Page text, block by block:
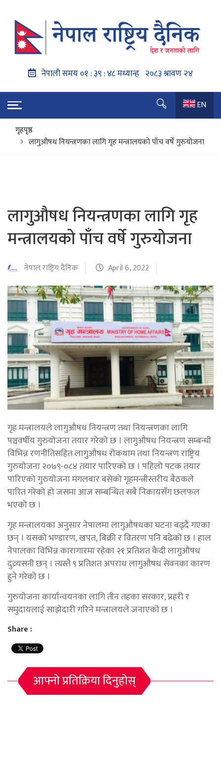
EN
गृहपृष्ठ
लागुऔषध नियन्त्रणका लागि गृह मन्त्रालयको पाँच वर्षे गुरुयोजना
लागुऔषध नियन्त्रणका लागि गृह
मन्त्रालयको पाँच वर्षे गुरुयोजना
नेपाल राष्ट्रिय दैनिक April 6, 2022
गृह मन्त्रालयले लागुऔषध नियन्त्रण तथा नियन्त्रणका लागि
पञ्चवर्षीय गुरुयोजना तयार गरेको छ । लागुऔषध नियन्त्रण सम्बन्धी
विभिन्न रणनीतिसहित लागुऔषध रोकथाम तथा नियन्त्रण राष्ट्रिय
गुरुयोजना २०७९-०८४ तयार पारिएको छ । पहिलो पटक तयार
पारिएको गुरुयोजना मंगलबार बसेको गृहमन्त्रीस्तरीय बैठकले
पारित गरेको हो जसमा आज सम्बन्धित सबै निकायसँग छलफल
भएको छ ।
गृह मन्त्रालयका अनुसार नेपालमा लागुऔषधका घटना बढ्दै गएका
छन् । यसको भण्डारण, खपत, बिक्री र वितरण पनि बढेको छ । हाल
नेपालका विभिन्न कारागारमा रहेका २१ प्रतिशत कैदी लागुऔषध
दुव्र्यसनी छन् । त्यस्तै ९ प्रतिशत अपराध लागुऔषध सेवनका कारण
हुने गरेको छ ।
गुरुयोजना कार्यान्वयनका लागि तीन तहका सरकार, प्रहरी र
समुदायलाई साझेदारी गरिने मन्त्रालयले जनाएको छ ।
Share :
आफ्नो प्रतिक्रिया दिनुहोस्